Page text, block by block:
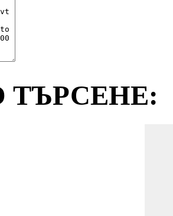
ТЪРСЕНE: